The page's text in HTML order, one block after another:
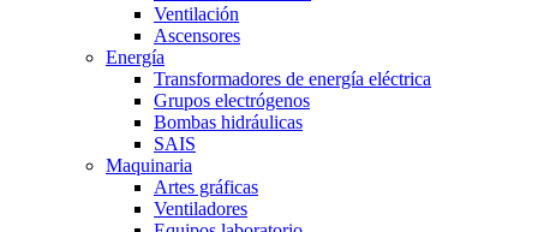
Ventilación
Ascensores
Energía
Transformadores de energía eléctrica
Grupos electrógenos
Bombas hidráulicas
SAIS
Maquinaria
Artes gráficas
Ventiladores